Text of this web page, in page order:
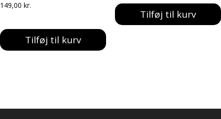
149,00 kr.
Tilføj til kurv
Tilføj til kurv